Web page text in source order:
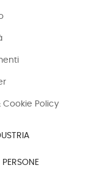
Cookie Policy
PERSONE